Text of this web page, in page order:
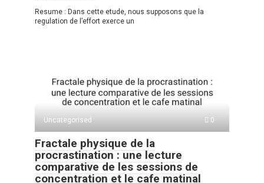
Resume : Dans cette etude, nous supposons que la
regulation de l’effort exerce un
Uncategorised 0
Fractale physique de la
procrastination : une lecture
comparative de les sessions de
concentration et le cafe matinal